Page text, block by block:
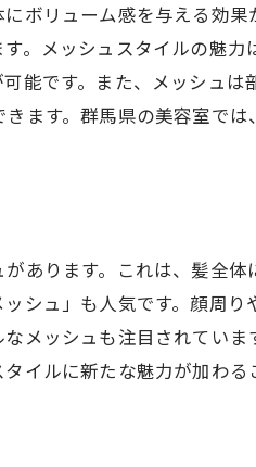
ボリューム感を与える効果
。メッシュスタイルの魅力
能です。また、メッシュは
ます。群馬県の美容室では
あります。これは、髪全体
シュ」も人気です。顔周り
メッシュも注目されていま
イルに新たな魅力が加わる